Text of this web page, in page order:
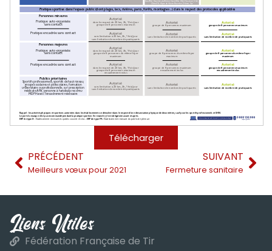
Télécharger
PRÉCÉDENT
Meilleurs vœux pour 2021
SUIVANT
Fermeture sanitaire
Liens Utiles
Fédération Française de Tir